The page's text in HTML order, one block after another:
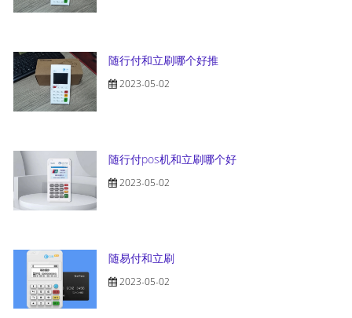
随行付和立刷哪个好推
2023-05-02
随行付pos机和立刷哪个好
2023-05-02
随易付和立刷
2023-05-02